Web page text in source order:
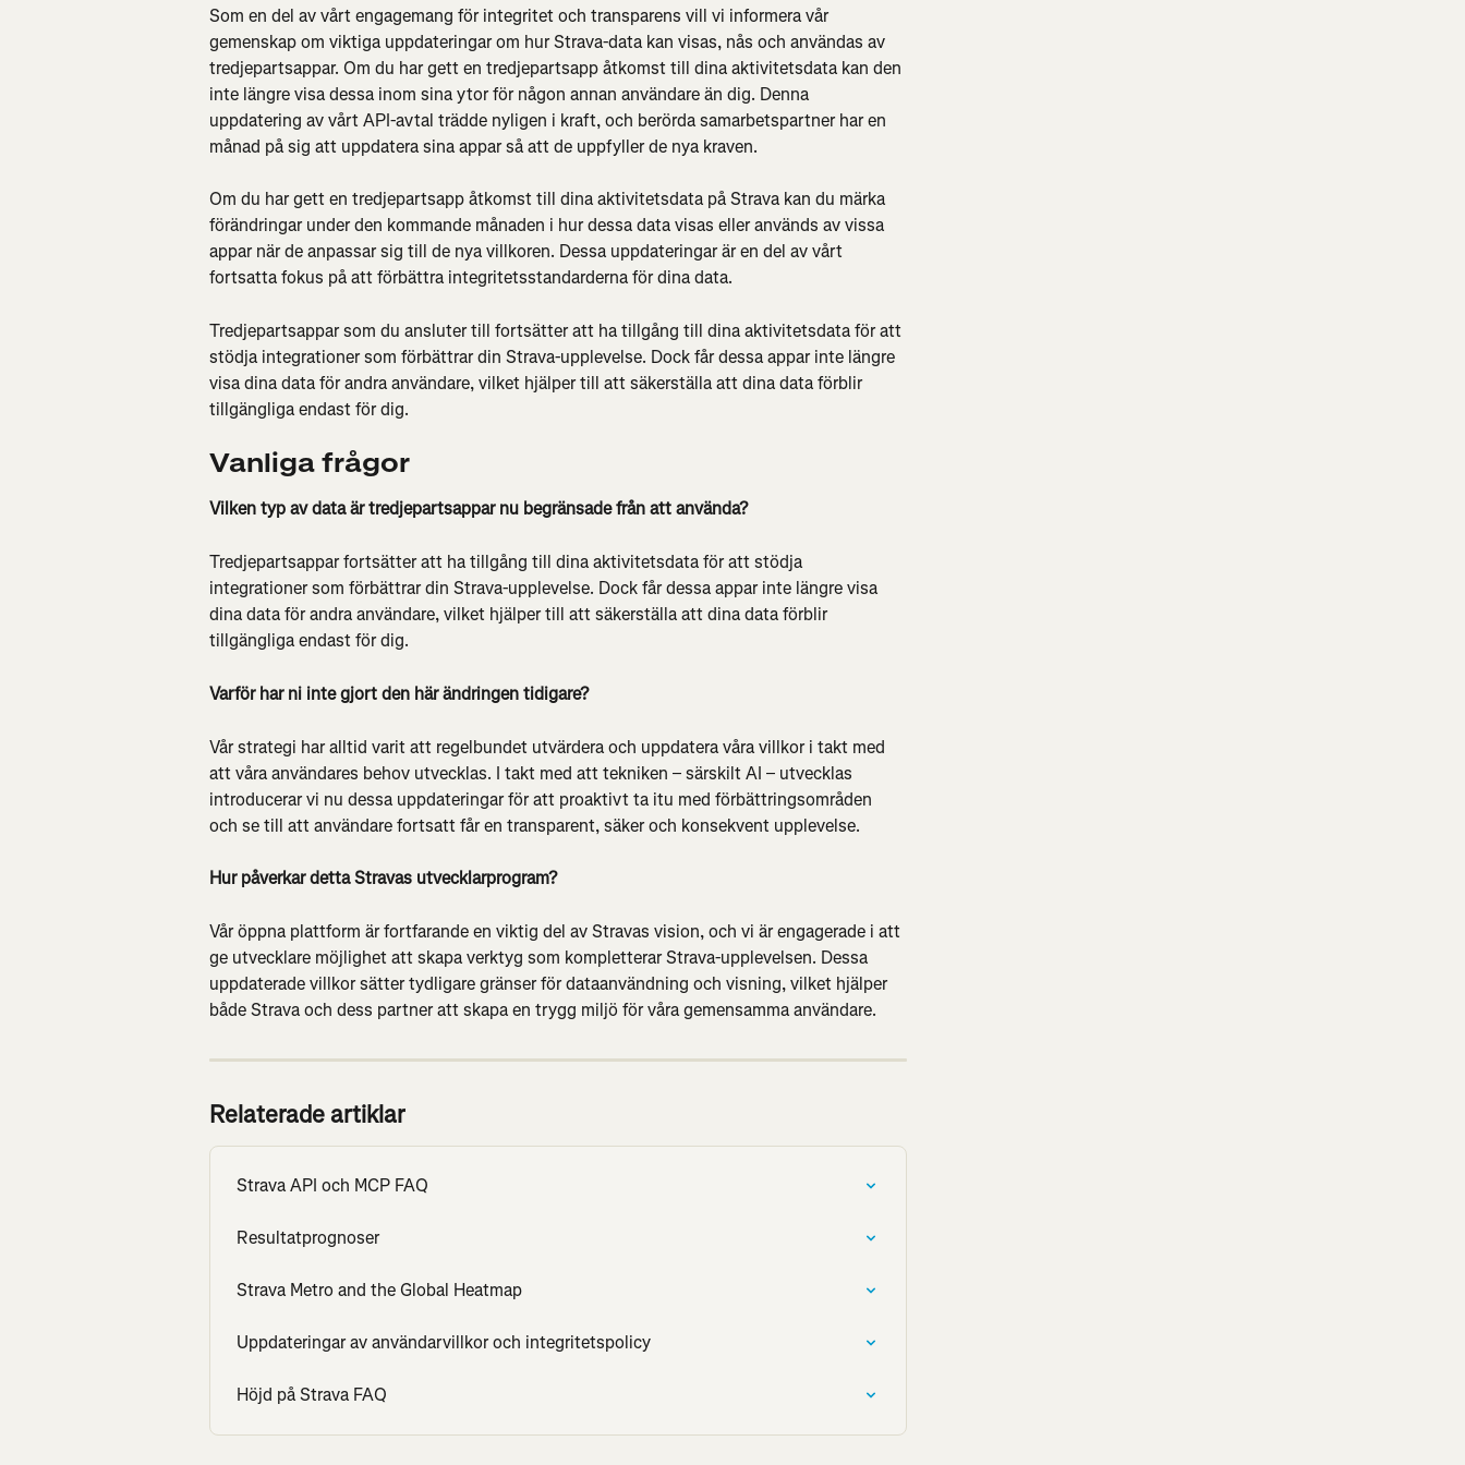
Som en del av vårt engagemang för integritet och transparens vill vi informera vår
gemenskap om viktiga uppdateringar om hur Strava-data kan visas, nås och användas av
tredjepartsappar. Om du har gett en tredjepartsapp åtkomst till dina aktivitetsdata kan den
inte längre visa dessa inom sina ytor för någon annan användare än dig. Denna
uppdatering av vårt API-avtal trädde nyligen i kraft, och berörda samarbetspartner har en
månad på sig att uppdatera sina appar så att de uppfyller de nya kraven.
Om du har gett en tredjepartsapp åtkomst till dina aktivitetsdata på Strava kan du märka
förändringar under den kommande månaden i hur dessa data visas eller används av vissa
appar när de anpassar sig till de nya villkoren. Dessa uppdateringar är en del av vårt
fortsatta fokus på att förbättra integritetsstandarderna för dina data.
Tredjepartsappar som du ansluter till fortsätter att ha tillgång till dina aktivitetsdata för att
stödja integrationer som förbättrar din Strava-upplevelse. Dock får dessa appar inte längre
visa dina data för andra användare, vilket hjälper till att säkerställa att dina data förblir
tillgängliga endast för dig.
Vanliga frågor
Vilken typ av data är tredjepartsappar nu begränsade från att använda?
Tredjepartsappar fortsätter att ha tillgång till dina aktivitetsdata för att stödja
integrationer som förbättrar din Strava-upplevelse. Dock får dessa appar inte längre visa
dina data för andra användare, vilket hjälper till att säkerställa att dina data förblir
tillgängliga endast för dig.
Varför har ni inte gjort den här ändringen tidigare?
Vår strategi har alltid varit att regelbundet utvärdera och uppdatera våra villkor i takt med
att våra användares behov utvecklas. I takt med att tekniken – särskilt AI – utvecklas
introducerar vi nu dessa uppdateringar för att proaktivt ta itu med förbättringsområden
och se till att användare fortsatt får en transparent, säker och konsekvent upplevelse.
Hur påverkar detta Stravas utvecklarprogram?
Vår öppna plattform är fortfarande en viktig del av Stravas vision, och vi är engagerade i att
ge utvecklare möjlighet att skapa verktyg som kompletterar Strava-upplevelsen. Dessa
uppdaterade villkor sätter tydligare gränser för dataanvändning och visning, vilket hjälper
både Strava och dess partner att skapa en trygg miljö för våra gemensamma användare.
Relaterade artiklar
Strava API och MCP FAQ
Resultatprognoser
Strava Metro and the Global Heatmap
Uppdateringar av användarvillkor och integritetspolicy
Höjd på Strava FAQ